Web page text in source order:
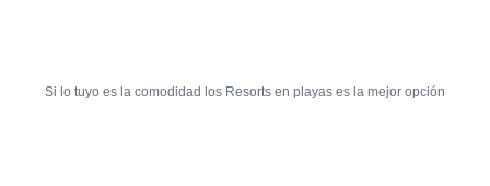
Si lo tuyo es la comodidad los Resorts en playas es la mejor opción